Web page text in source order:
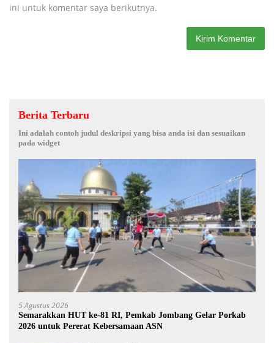
ini untuk komentar saya berikutnya.
Berita Terbaru
Ini adalah contoh judul deskripsi yang bisa anda isi dan sesuaikan
pada widget
5 Agustus 2026
Semarakkan HUT ke-81 RI, Pemkab Jombang Gelar Porkab
2026 untuk Pererat Kebersamaan ASN